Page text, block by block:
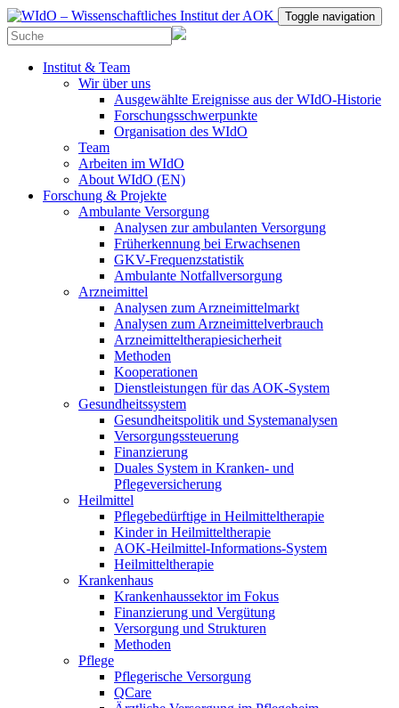
Toggle navigation
Institut & Team
Wir über uns
Ausgewählte Ereignisse aus der WIdO-Historie
Forschungsschwerpunkte
Organisation des WIdO
Team
Arbeiten im WIdO
About WIdO (EN)
Forschung & Projekte
Ambulante Versorgung
Analysen zur ambulanten Versorgung
Früherkennung bei Erwachsenen
GKV-Frequenzstatistik
Ambulante Notfallversorgung
Arzneimittel
Analysen zum Arzneimittelmarkt
Analysen zum Arzneimittelverbrauch
Arzneimitteltherapiesicherheit
Methoden
Kooperationen
Dienstleistungen für das AOK-System
Gesundheitssystem
Gesundheitspolitik und Systemanalysen
Versorgungssteuerung
Finanzierung
Duales System in Kranken- und
Pflegeversicherung
Heilmittel
Pflegebedürftige in Heilmitteltherapie
Kinder in Heilmitteltherapie
AOK-Heilmittel-Informations-System
Heilmitteltherapie
Krankenhaus
Krankenhaussektor im Fokus
Finanzierung und Vergütung
Versorgung und Strukturen
Methoden
Pflege
Pflegerische Versorgung
QCare